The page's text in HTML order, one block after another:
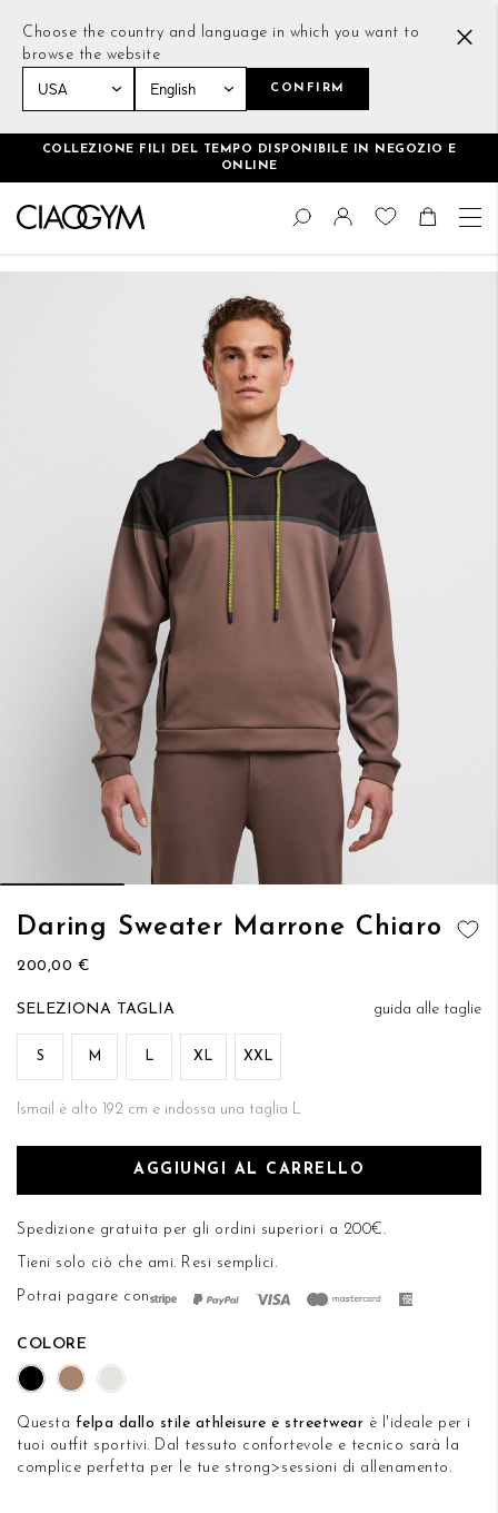
Choose the country and language in which you want to
browse the website
CONFIRM
COLLEZIONE FILI DEL TEMPO DISPONIBILE IN NEGOZIO E
ONLINE
Salta
contenuto
Cambia
Cerca
Daring Sweater Marrone Chiaro
200,00 €
guida alle taglie
TAGLIA
S M L XL XXL
Ismail è alto 192 cm e indossa una taglia L
AGGIUNGI AL CARRELLO
Spedizione gratuita per gli ordini superiori a 200€.
Tieni solo ciò che ami. Resi semplici.
Potrai pagare con
COLORE
Questa felpa dallo stile athleisure e streetwear è l'ideale per i
tuoi outfit sportivi. Dal tessuto confortevole e tecnico sarà la
complice perfetta per le tue strong>sessioni di allenamento.
Vai
della
immagini